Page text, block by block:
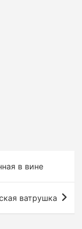
в вине
ватрушка